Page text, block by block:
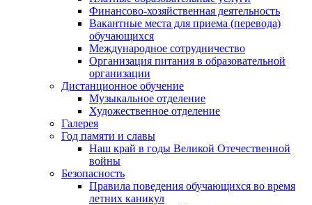
Финансово-хозяйственная деятельность
Вакантные места для приема (перевода)
обучающихся
Международное сотрудничество
Организация питания в образовательной
организации
Дистанционное обучение
Музыкальное отделение
Художественное отделение
Галерея
Год памяти и славы
Наш край в годы Великой Отечественной
войны
Безопасность
Правила поведения обучающихся во время
летних каникул